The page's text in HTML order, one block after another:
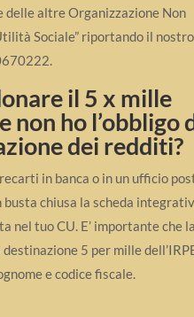
delle altre Organizzazione Non
Sociale” riportando il
il 5 x mille
non ho l’obbligo
dei redditi?
in banca o in un ufficio
busta chiusa la scheda
nel tuo CU. E’ importante che
5 per mille
e codice fiscale.